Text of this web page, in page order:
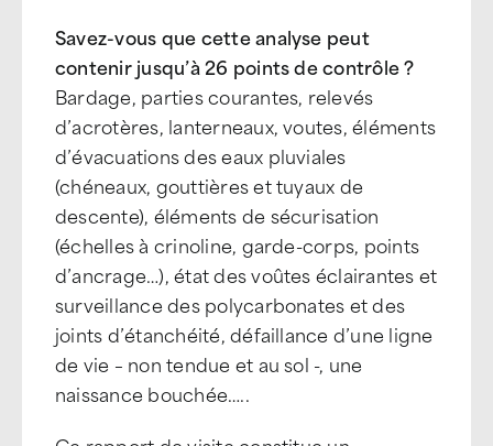
Savez-vous que cette analyse peut
contenir jusqu’à 26 points de contrôle ?
Bardage, parties courantes, relevés
d’acrotères, lanterneaux, voutes, éléments
d’évacuations des eaux pluviales
(chéneaux, gouttières et tuyaux de
descente), éléments de sécurisation
(échelles à crinoline, garde-corps, points
d’ancrage…), état des voûtes éclairantes et
surveillance des polycarbonates et des
joints d’étanchéité, défaillance d’une ligne
de vie – non tendue et au sol -, une
naissance bouchée…..